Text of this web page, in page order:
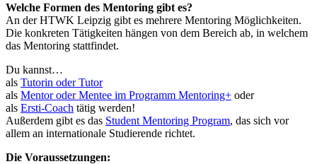
Welche Formen des Mentoring gibt es?
An der HTWK Leipzig gibt es mehrere Mentoring Möglichkeiten.
Die konkreten Tätigkeiten hängen von dem Bereich ab, in welchem
das Mentoring stattfindet.
Du kannst…
als Tutorin oder Tutor
als Mentor oder Mentee im Programm Mentoring+ oder
als Ersti-Coach tätig werden!
Außerdem gibt es das Student Mentoring Program, das sich vor
allem an internationale Studierende richtet.
Die Voraussetzungen: